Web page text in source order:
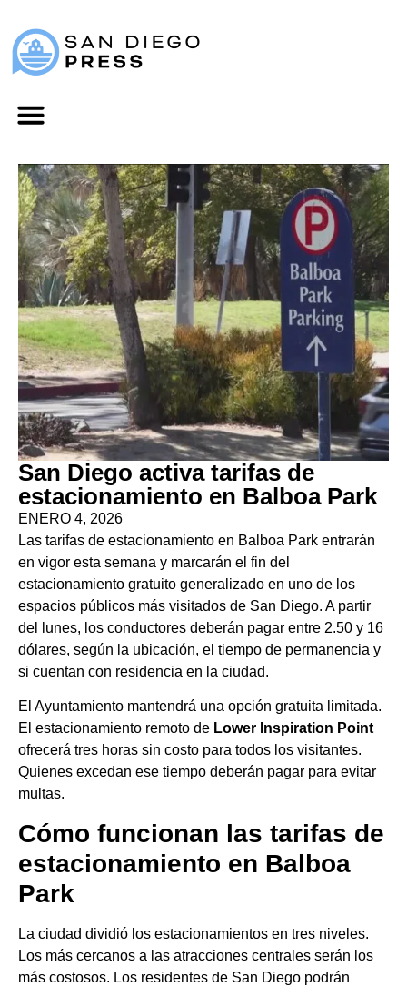
San Diego activa tarifas de
estacionamiento en Balboa Park
ENERO 4, 2026
Las tarifas de estacionamiento en Balboa Park entrarán
en vigor esta semana y marcarán el fin del
estacionamiento gratuito generalizado en uno de los
espacios públicos más visitados de San Diego. A partir
del lunes, los conductores deberán pagar entre 2.50 y 16
dólares, según la ubicación, el tiempo de permanencia y
si cuentan con residencia en la ciudad.
El Ayuntamiento mantendrá una opción gratuita limitada.
El estacionamiento remoto de Lower Inspiration Point
ofrecerá tres horas sin costo para todos los visitantes.
Quienes excedan ese tiempo deberán pagar para evitar
multas.
Cómo funcionan las tarifas de
estacionamiento en Balboa
Park
La ciudad dividió los estacionamientos en tres niveles.
Los más cercanos a las atracciones centrales serán los
más costosos. Los residentes de San Diego podrán